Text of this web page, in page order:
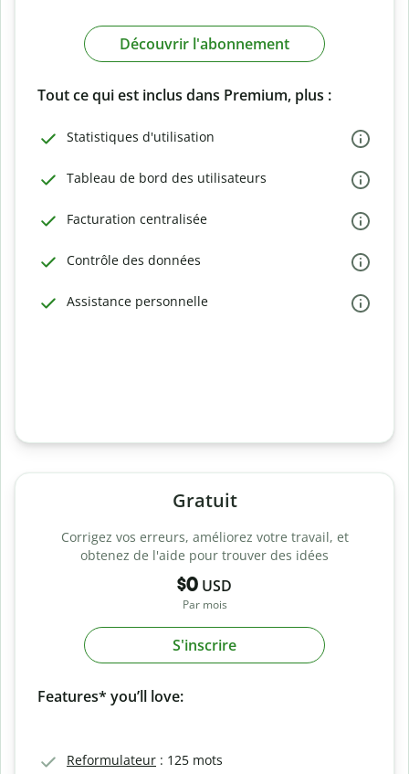
Découvrir l'abonnement
Tout ce qui est inclus dans Premium, plus :
Statistiques d'utilisation
Tableau de bord des utilisateurs
Facturation centralisée
Contrôle des données
Assistance personnelle
Gratuit
Corrigez vos erreurs, améliorez votre travail, et
obtenez de l'aide pour trouver des idées
$0 USD
Par mois
S'inscrire
Features* you’ll love:
Reformulateur : 125 mots